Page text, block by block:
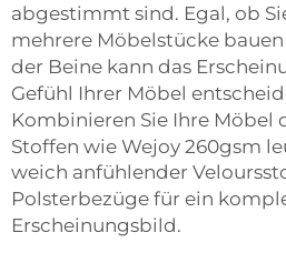
abgestimmt sind. Egal, ob
mehrere Möbelstücke
der Beine kann das
Gefühl Ihrer Möbel
Kombinieren Sie Ihre Möbel
Stoffen wie Wejoy 260gsm
weich anfühlender
Polsterbezüge für ein
Erscheinungsbild.